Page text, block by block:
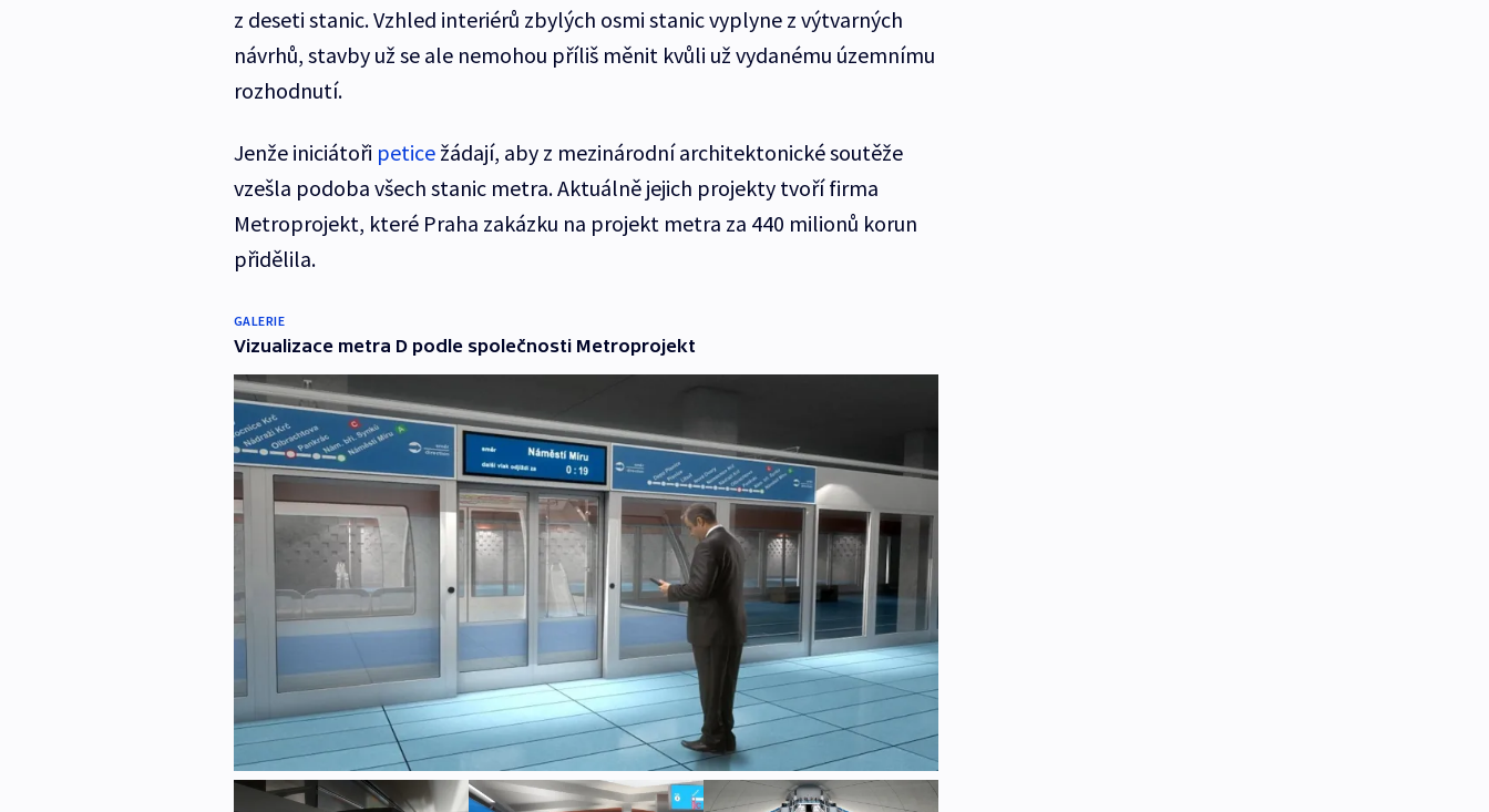
z deseti stanic. Vzhled interiérů zbylých osmi stanic vyplyne z výtvarných
návrhů, stavby už se ale nemohou příliš měnit kvůli už vydanému územnímu
rozhodnutí.
Jenže iniciátoři petice žádají, aby z mezinárodní architektonické soutěže
vzešla podoba všech stanic metra. Aktuálně jejich projekty tvoří firma
Metroprojekt, které Praha zakázku na projekt metra za 440 milionů korun
přidělila.
GALERIE
Vizualizace metra D podle společnosti Metroprojekt